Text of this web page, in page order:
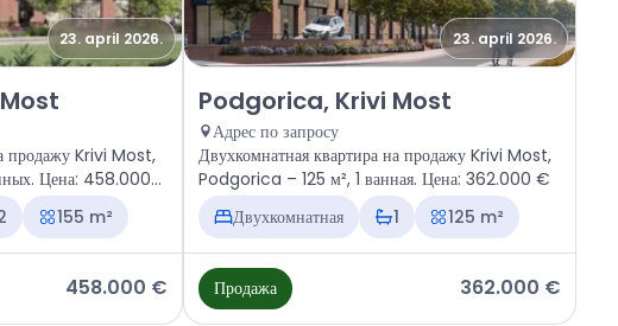
23. april 2026.
Krivi Most
продажу Krivi Most,
Цена: 458.000
155 m²
458.000 €
23. april 2026.
Продажа - Квартира Podgorica, Krivi Most
Podgorica, Krivi Most
Адрес по запросу
Двухкомнатная квартира на продажу Krivi Most,
Podgorica – 125 м², 1 ванная. Цена: 362.000 €
Двухкомнатная
1 125 m²
Продажа 362.000 €